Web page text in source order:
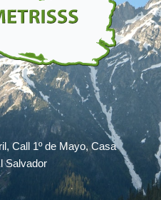
Call 1º de Mayo, Casa
Salvador